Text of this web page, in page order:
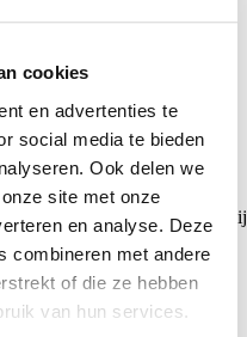
cookies
en advertenties te
social media te bieden
Ook delen we
site met onze
en analyse. Deze
combineren met andere
of die ze hebben
van hun services.
elkaar integreren
een natuurlijke inrichting
betekent allerlei
een natuurprojecten leer je
denken in samenhang,
de kinderopvang kunnen wij
integreren.
te gaan ontdekken.
afnemen, ook op latere
worden bij
denken aan: